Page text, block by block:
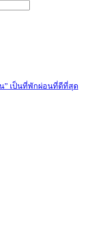
” เป็นที่พักผ่อนที่ดีที่สุด